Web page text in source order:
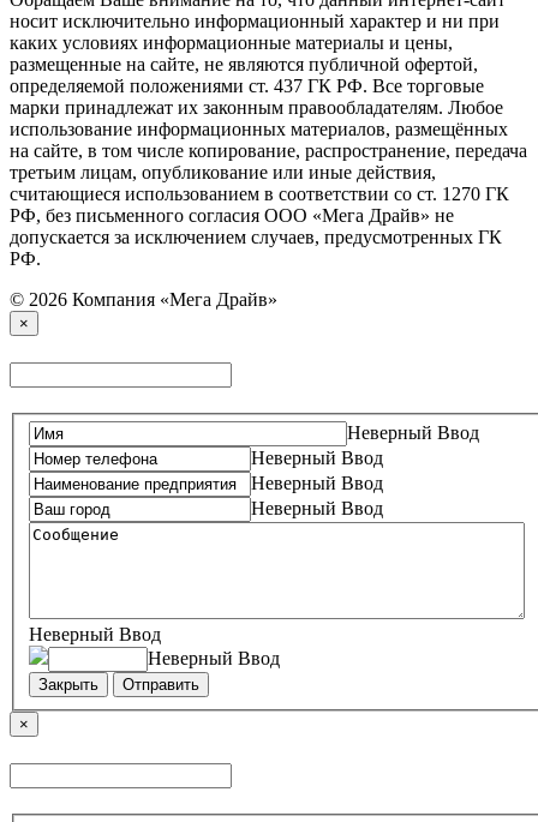
носит исключительно информационный характер и ни при
каких условиях информационные материалы и цены,
размещенные на сайте, не являются публичной офертой,
определяемой положениями ст. 437 ГК РФ. Все торговые
марки принадлежат их законным правообладателям. Любое
использование информационных материалов, размещённых
на сайте, в том числе копирование, распространение, передача
третьим лицам, опубликование или иные действия,
считающиеся использованием в соответствии со ст. 1270 ГК
РФ, без письменного согласия ООО «Мега Драйв» не
допускается за исключением случаев, предусмотренных ГК
РФ.
© 2026 Компания «Мега Драйв»
×
Неверный Ввод
Неверный Ввод
Неверный Ввод
Неверный Ввод
Неверный Ввод
Неверный Ввод
Закрыть Отправить
×